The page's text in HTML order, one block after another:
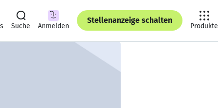
Suche Anmelden
Stellenanzeige schalten
Produkte